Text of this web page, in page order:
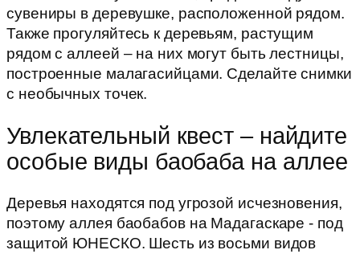
сувениры в деревушке, расположенной рядом.
Также прогуляйтесь к деревьям, растущим
рядом с аллеей – на них могут быть лестницы,
построенные малагасийцами. Сделайте снимки
с необычных точек.
Увлекательный квест – найдите
особые виды баобаба на аллее
Деревья находятся под угрозой исчезновения,
поэтому аллея баобабов на Мадагаскаре - под
защитой ЮНЕСКО. Шесть из восьми видов